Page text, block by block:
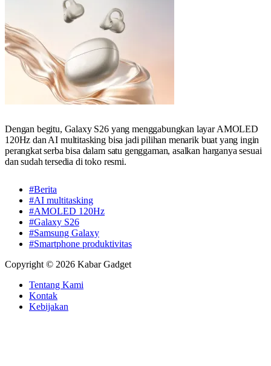
Dengan begitu, Galaxy S26 yang menggabungkan layar AMOLED
120Hz dan AI multitasking bisa jadi pilihan menarik buat yang ingin
perangkat serba bisa dalam satu genggaman, asalkan harganya sesuai
dan sudah tersedia di toko resmi.
#Berita
#AI multitasking
#AMOLED 120Hz
#Galaxy S26
#Samsung Galaxy
#Smartphone produktivitas
Copyright © 2026 Kabar Gadget
Tentang Kami
Kontak
Kebijakan